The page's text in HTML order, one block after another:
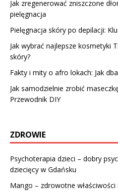
Jak zregenerować zniszczone
pielęgnacja
Pielęgnacja skóry po depilacji:
Jak wybrać najlepsze kosmetyki
skóry?
Fakty i mity o afro lokach: Jak
Jak samodzielnie zrobić
Przewodnik DIY
ZDROWIE
Psychoterapia dzieci – dobry
dziecięcy w Gdańsku
Mango – zdrowotne